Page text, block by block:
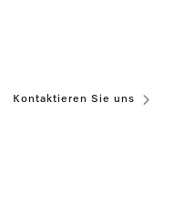
Kontaktieren Sie uns